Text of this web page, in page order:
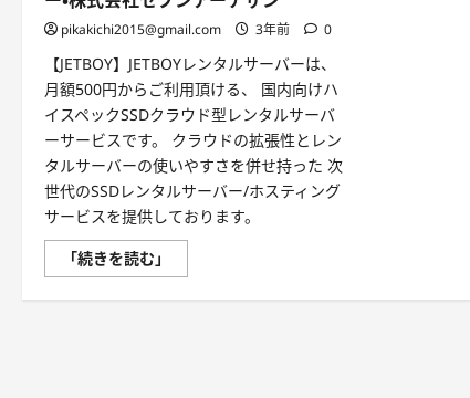
pikakichi2015@gmail.com 3年前 0
【JETBOY】JETBOYレンタルサーバーは、
月額500円からご利用頂ける、 国内向けハ
イスペックSSDクラウド型レンタルサーバ
ーサービスです。 クラウドの拡張性とレン
タルサーバーの使いやすさを併せ持った 次
世代のSSDレンタルサーバー/ホスティング
サービスを提供しております。
「続きを読む」
月
500